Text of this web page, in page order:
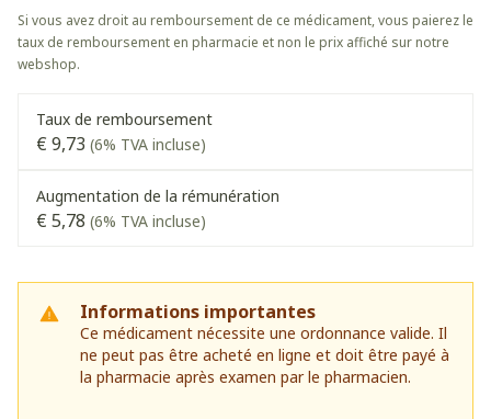
Si vous avez droit au remboursement de ce médicament, vous paierez le
taux de remboursement en pharmacie et non le prix affiché sur notre
webshop.
Taux de remboursement
€ 9,73 (6% TVA incluse)
Augmentation de la rémunération
€ 5,78 (6% TVA incluse)
Informations importantes
Ce médicament nécessite une ordonnance valide. Il
ne peut pas être acheté en ligne et doit être payé à
la pharmacie après examen par le pharmacien.